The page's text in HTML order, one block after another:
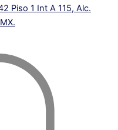
Piso 1 Int A 115, Alc.